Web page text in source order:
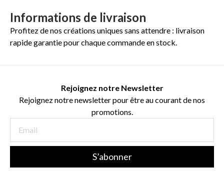
Informations de livraison
Profitez de nos créations uniques sans attendre : livraison
rapide garantie pour chaque commande en stock.
Rejoignez notre Newsletter
Rejoignez notre newsletter pour être au courant de nos
promotions.